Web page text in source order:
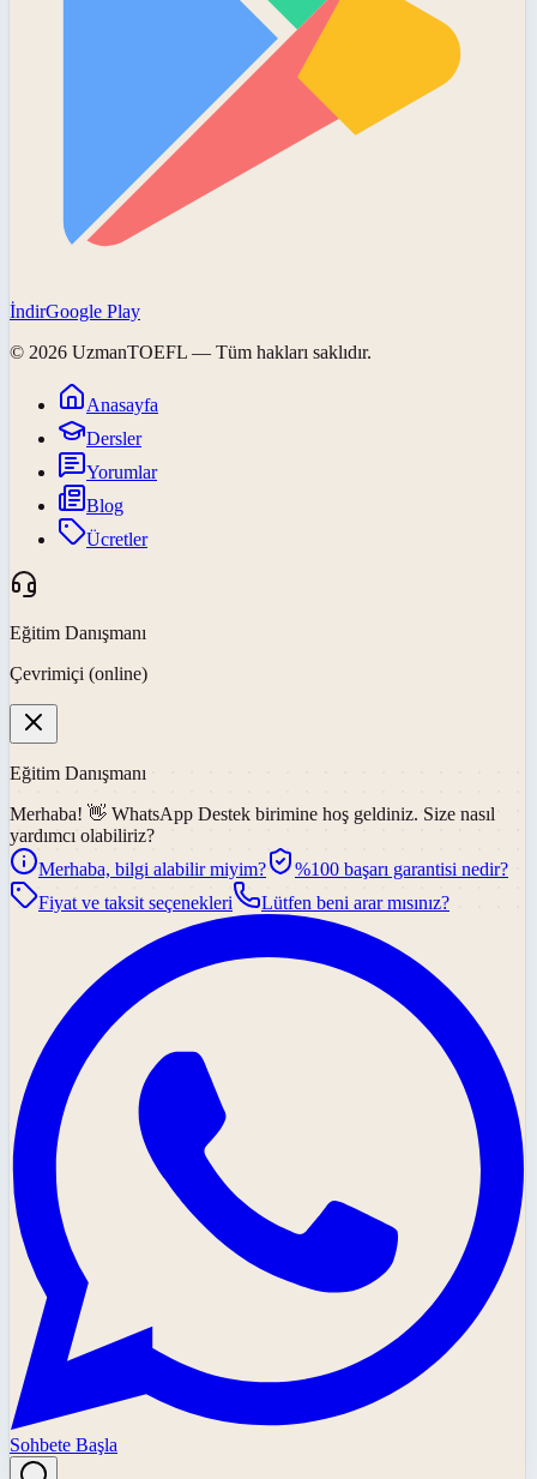
İndirGoogle Play
© 2026 UzmanTOEFL — Tüm hakları saklıdır.
Anasayfa
Dersler
Yorumlar
Blog
Ücretler
Eğitim Danışmanı
Çevrimiçi (online)
Eğitim Danışmanı
Merhaba! 👋 WhatsApp Destek birimine hoş geldiniz. Size nasıl
yardımcı olabiliriz?
Merhaba, bilgi alabilir miyim?
%100 başarı garantisi nedir?
Fiyat ve taksit seçenekleri
Lütfen beni arar mısınız?
Sohbete Başla